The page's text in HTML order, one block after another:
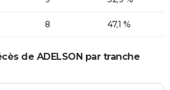
8 47,1 %
de ADELSON par tranche